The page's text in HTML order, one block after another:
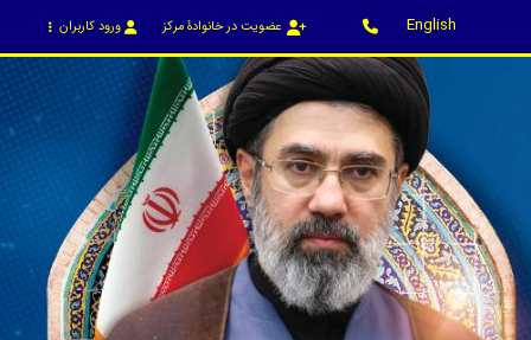
English عضویت در خانوادۀ مرکز ورود کاربران